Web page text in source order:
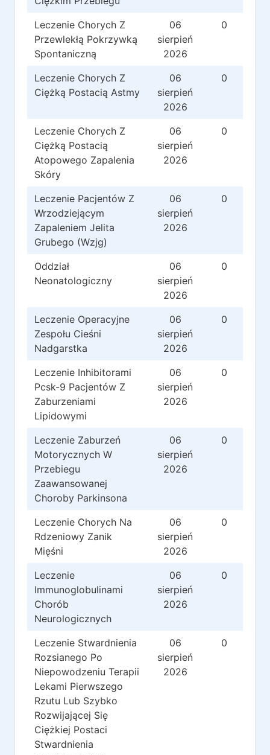
Leczenie Chorych Z
Przewlekłą Pokrzywką
Spontaniczną
06
sierpień
2026
0
Leczenie Chorych Z
Ciężką Postacią Astmy
06
sierpień
2026
0
Leczenie Chorych Z
Ciężką Postacią
Atopowego Zapalenia
Skóry
06
sierpień
2026
0
Leczenie Pacjentów Z
Wrzodziejącym
Zapaleniem Jelita
Grubego (Wzjg)
06
sierpień
2026
0
Oddział
Neonatologiczny
06
sierpień
2026
0
Leczenie Operacyjne
Zespołu Cieśni
Nadgarstka
06
sierpień
2026
0
Leczenie Inhibitorami
Pcsk-9 Pacjentów Z
Zaburzeniami
Lipidowymi
06
sierpień
2026
0
Leczenie Zaburzeń
Motorycznych W
Przebiegu
Zaawansowanej
Choroby Parkinsona
06
sierpień
2026
0
Leczenie Chorych Na
Rdzeniowy Zanik
Mięśni
06
sierpień
2026
0
Leczenie
Immunoglobulinami
Chorób
Neurologicznych
06
sierpień
2026
0
Leczenie Stwardnienia
Rozsianego Po
Niepowodzeniu Terapii
Lekami Pierwszego
Rzutu Lub Szybko
Rozwijającej Się
Ciężkiej Postaci
Stwardnienia
06
sierpień
2026
0